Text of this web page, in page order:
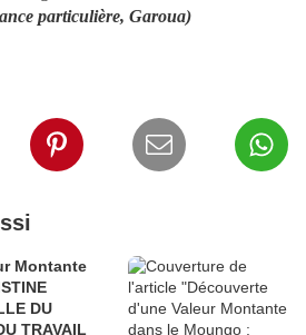
particulière, Garoua)
Montante
DU
TRAVAIL